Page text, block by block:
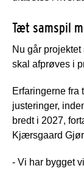
Tæt samspil
Nu går
skal afprøves i
Erfaringerne fra
justeringer,
bredt i 2027,
Kjærsgaard
- Vi har bygget